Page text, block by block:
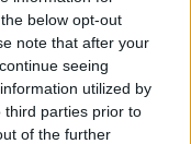
below opt-out
note that after your
seeing
utilized by
third parties prior to
of the further
Dab.Docler